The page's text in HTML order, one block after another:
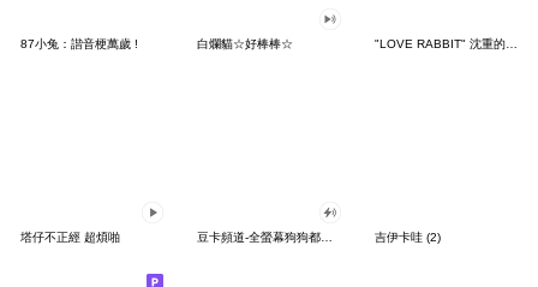
87小兔：諧音梗萬歲 ! 白爛貓☆好棒棒☆ "LOVE RABBIT" 沈重的愛 台灣版
塔仔不正經 超煩啪 吉伊卡哇 (2)